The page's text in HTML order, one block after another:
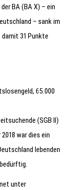
BA (BA X) – ein
– sank im
damit 31 Punkte
65.000
(SGB II)
war dies ein
lebenden
unter